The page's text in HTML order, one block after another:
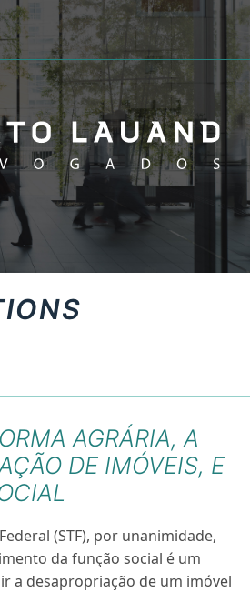
AGRÁRIA, A
DE IMÓVEIS, E
(STF), por unanimidade,
da função social é um
a desapropriação de um imóvel